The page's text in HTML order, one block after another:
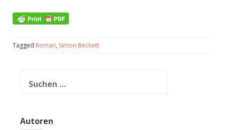
Tagged Roman, Simon Beckett
nach:
Autoren